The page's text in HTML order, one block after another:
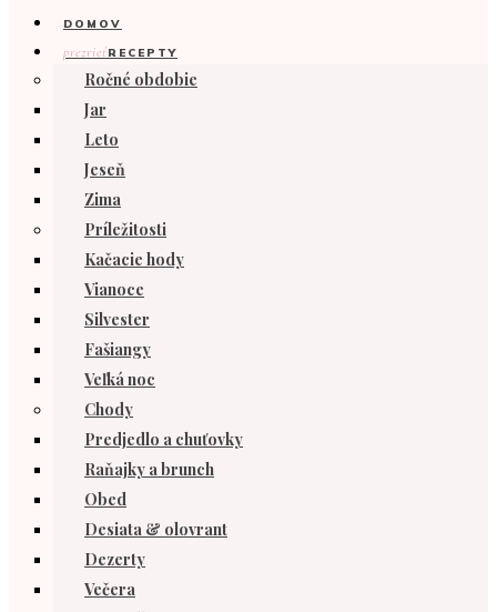
DOMOV
prezrieťRECEPTY
Ročné obdobie
Jar
Leto
Jeseň
Zima
Príležitosti
Kačacie hody
Vianoce
Silvester
Fašiangy
Veľká noc
Chody
Predjedlo a chuťovky
Raňajky a brunch
Obed
Desiata & olovrant
Dezerty
Večera